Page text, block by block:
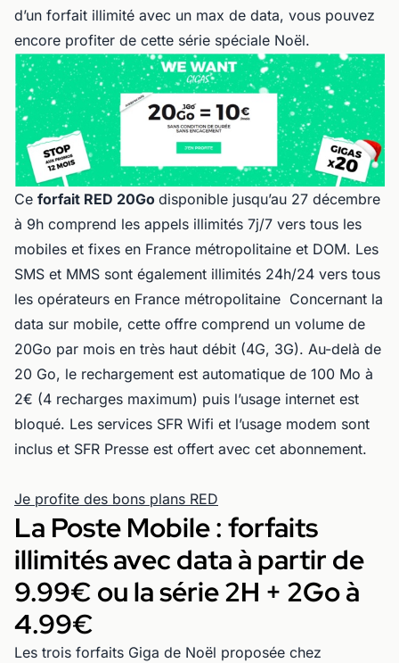
d’un forfait illimité avec un max de data, vous pouvez
encore profiter de cette série spéciale Noël.
Ce forfait RED 20Go disponible jusqu’au 27 décembre
à 9h comprend les appels illimités 7j/7 vers tous les
mobiles et fixes en France métropolitaine et DOM. Les
SMS et MMS sont également illimités 24h/24 vers tous
les opérateurs en France métropolitaine Concernant la
data sur mobile, cette offre comprend un volume de
20Go par mois en très haut débit (4G, 3G). Au-delà de
20 Go, le rechargement est automatique de 100 Mo à
2€ (4 recharges maximum) puis l’usage internet est
bloqué. Les services SFR Wifi et l’usage modem sont
inclus et SFR Presse est offert avec cet abonnement.
Je profite des bons plans RED
La Poste Mobile : forfaits
illimités avec data à partir de
9.99€ ou la série 2H + 2Go à
4.99€
Les trois forfaits Giga de Noël proposée chez